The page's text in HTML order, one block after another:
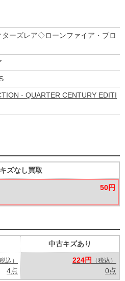
ターズレア◇ローンファイア・ブロ
- QUARTER CENTURY EDITI
キズなし買取
50円
税込）
4点
中古キズあり
224円
（税込）
0点